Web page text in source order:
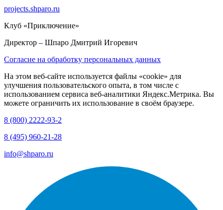
projects.shparo.ru
Клуб «Приключение»
Директор – Шпаро Дмитрий Игоревич
Согласие на обработку персональных данных
На этом веб-сайте используется файлы «cookie» для
улучшения пользовательского опыта, в том числе с
использованием сервиса веб-аналитики Яндекс.Метрика. Вы
можете ограничить их использование в своём браузере.
8 (800) 2222-93-2
8 (495) 960-21-28
info@shparo.ru